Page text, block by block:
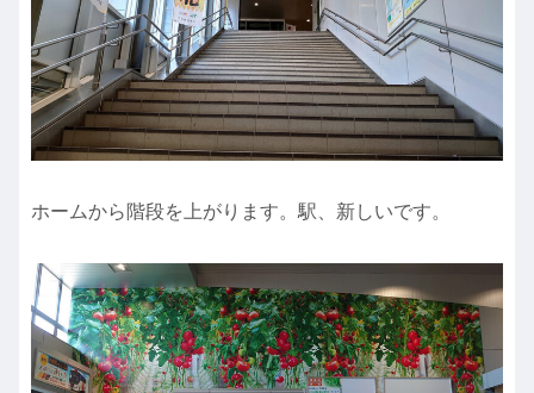
ホームから階段を上がります。駅、新しいです。